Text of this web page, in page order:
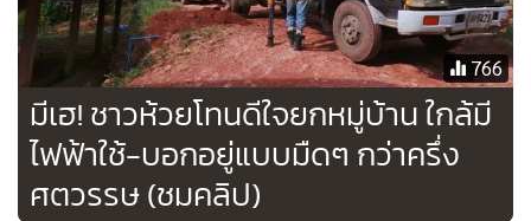
766
มีเฮ! ชาวห้วยโทนดีใจยกหมู่บ้าน ใกล้มี
ไฟฟ้าใช้-บอกอยู่แบบมืดๆ กว่าครึ่ง
ศตวรรษ (ชมคลิป)